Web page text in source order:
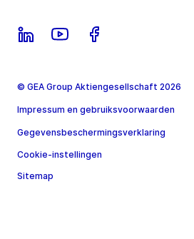
© GEA Group Aktiengesellschaft 2026
Impressum en gebruiksvoorwaarden
Gegevensbeschermingsverklaring
Cookie-instellingen
Sitemap